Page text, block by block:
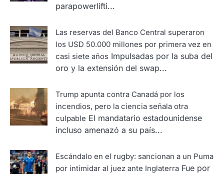
parapowerlifti...
Las reservas del Banco Central superaron
los USD 50.000 millones por primera vez en
casi siete años Impulsadas por la suba del
oro y la extensión del swap...
Trump apunta contra Canadá por los
incendios, pero la ciencia señala otra
culpable El mandatario estadounidense
incluso amenazó a su país...
Escándalo en el rugby: sancionan a un Puma
por intimidar al juez ante Inglaterra Fue por